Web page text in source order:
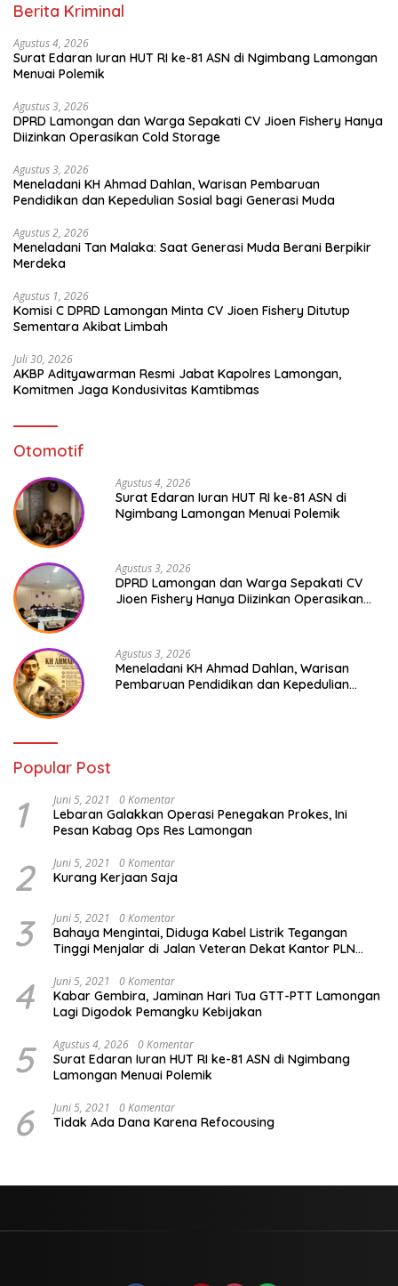
Berita Kriminal
Agustus 4, 2026
Surat Edaran Iuran HUT RI ke-81 ASN di Ngimbang Lamongan
Menuai Polemik
Agustus 3, 2026
DPRD Lamongan dan Warga Sepakati CV Jioen Fishery Hanya
Diizinkan Operasikan Cold Storage
Agustus 3, 2026
Meneladani KH Ahmad Dahlan, Warisan Pembaruan
Pendidikan dan Kepedulian Sosial bagi Generasi Muda
Agustus 2, 2026
Meneladani Tan Malaka: Saat Generasi Muda Berani Berpikir
Merdeka
Agustus 1, 2026
Komisi C DPRD Lamongan Minta CV Jioen Fishery Ditutup
Sementara Akibat Limbah
Juli 30, 2026
AKBP Adityawarman Resmi Jabat Kapolres Lamongan,
Komitmen Jaga Kondusivitas Kamtibmas
Otomotif
Agustus 4, 2026
Surat Edaran Iuran HUT RI ke-81 ASN di
Ngimbang Lamongan Menuai Polemik
Agustus 3, 2026
DPRD Lamongan dan Warga Sepakati CV
Jioen Fishery Hanya Diizinkan Operasikan
Agustus 3, 2026
Meneladani KH Ahmad Dahlan, Warisan
Pembaruan Pendidikan dan Kepedulian
Popular Post
1 Juni 5, 2021 0 Komentar
Lebaran Galakkan Operasi Penegakan Prokes, Ini
Pesan Kabag Ops Res Lamongan
2 Juni 5, 2021 0 Komentar
Kurang Kerjaan Saja
3 Juni 5, 2021 0 Komentar
Bahaya Mengintai, Diduga Kabel Listrik Tegangan
Tinggi Menjalar di Jalan Veteran Dekat Kantor PLN
4 Juni 5, 2021 0 Komentar
Kabar Gembira, Jaminan Hari Tua GTT-PTT Lamongan
Lagi Digodok Pemangku Kebijakan
5 Agustus 4, 2026 0 Komentar
Surat Edaran Iuran HUT RI ke-81 ASN di Ngimbang
Lamongan Menuai Polemik
6 Juni 5, 2021 0 Komentar
Tidak Ada Dana Karena Refocousing